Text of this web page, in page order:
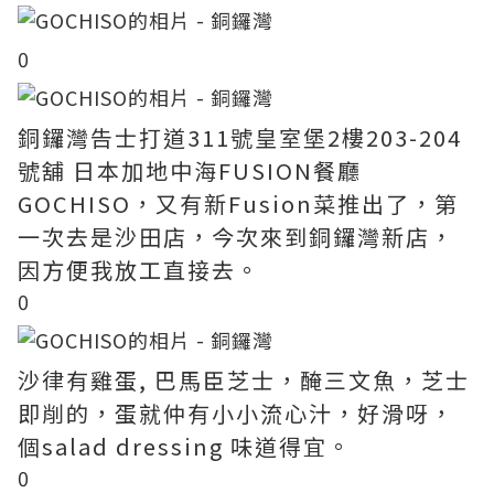
0
銅鑼灣告士打道311號皇室堡2樓203-204
號舖 日本加地中海FUSION餐廳
GOCHISO，又有新Fusion菜推出了，第
一次去是沙田店，今次來到銅鑼灣新店，
因方便我放工直接去。
0
沙律有雞蛋, 巴馬臣芝士，醃三文魚，芝士
即削的，蛋就仲有小小流心汁，好滑呀，
個salad dressing 味道得宜。
0